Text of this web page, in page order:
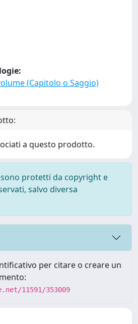
(Capitolo o Saggio)
a questo prodotto.
protetti da copyright e
salvo diversa
per citare o creare un
11591/353009